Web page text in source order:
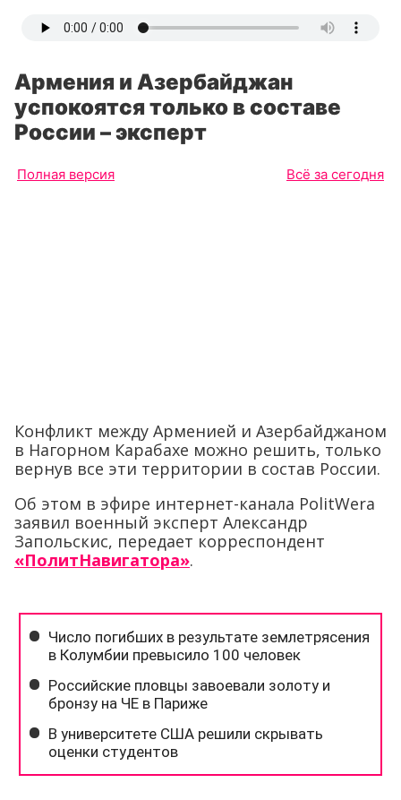
Армения и Азербайджан
успокоятся только в составе
России – эксперт
Полная версия Всё за сегодня
Конфликт между Арменией и Азербайджаном
в Нагорном Карабахе можно решить, только
вернув все эти территории в состав России.
Об этом в эфире интернет-канала PolitWera
заявил военный эксперт Александр
Запольскис, передает корреспондент
«ПолитНавигатора».